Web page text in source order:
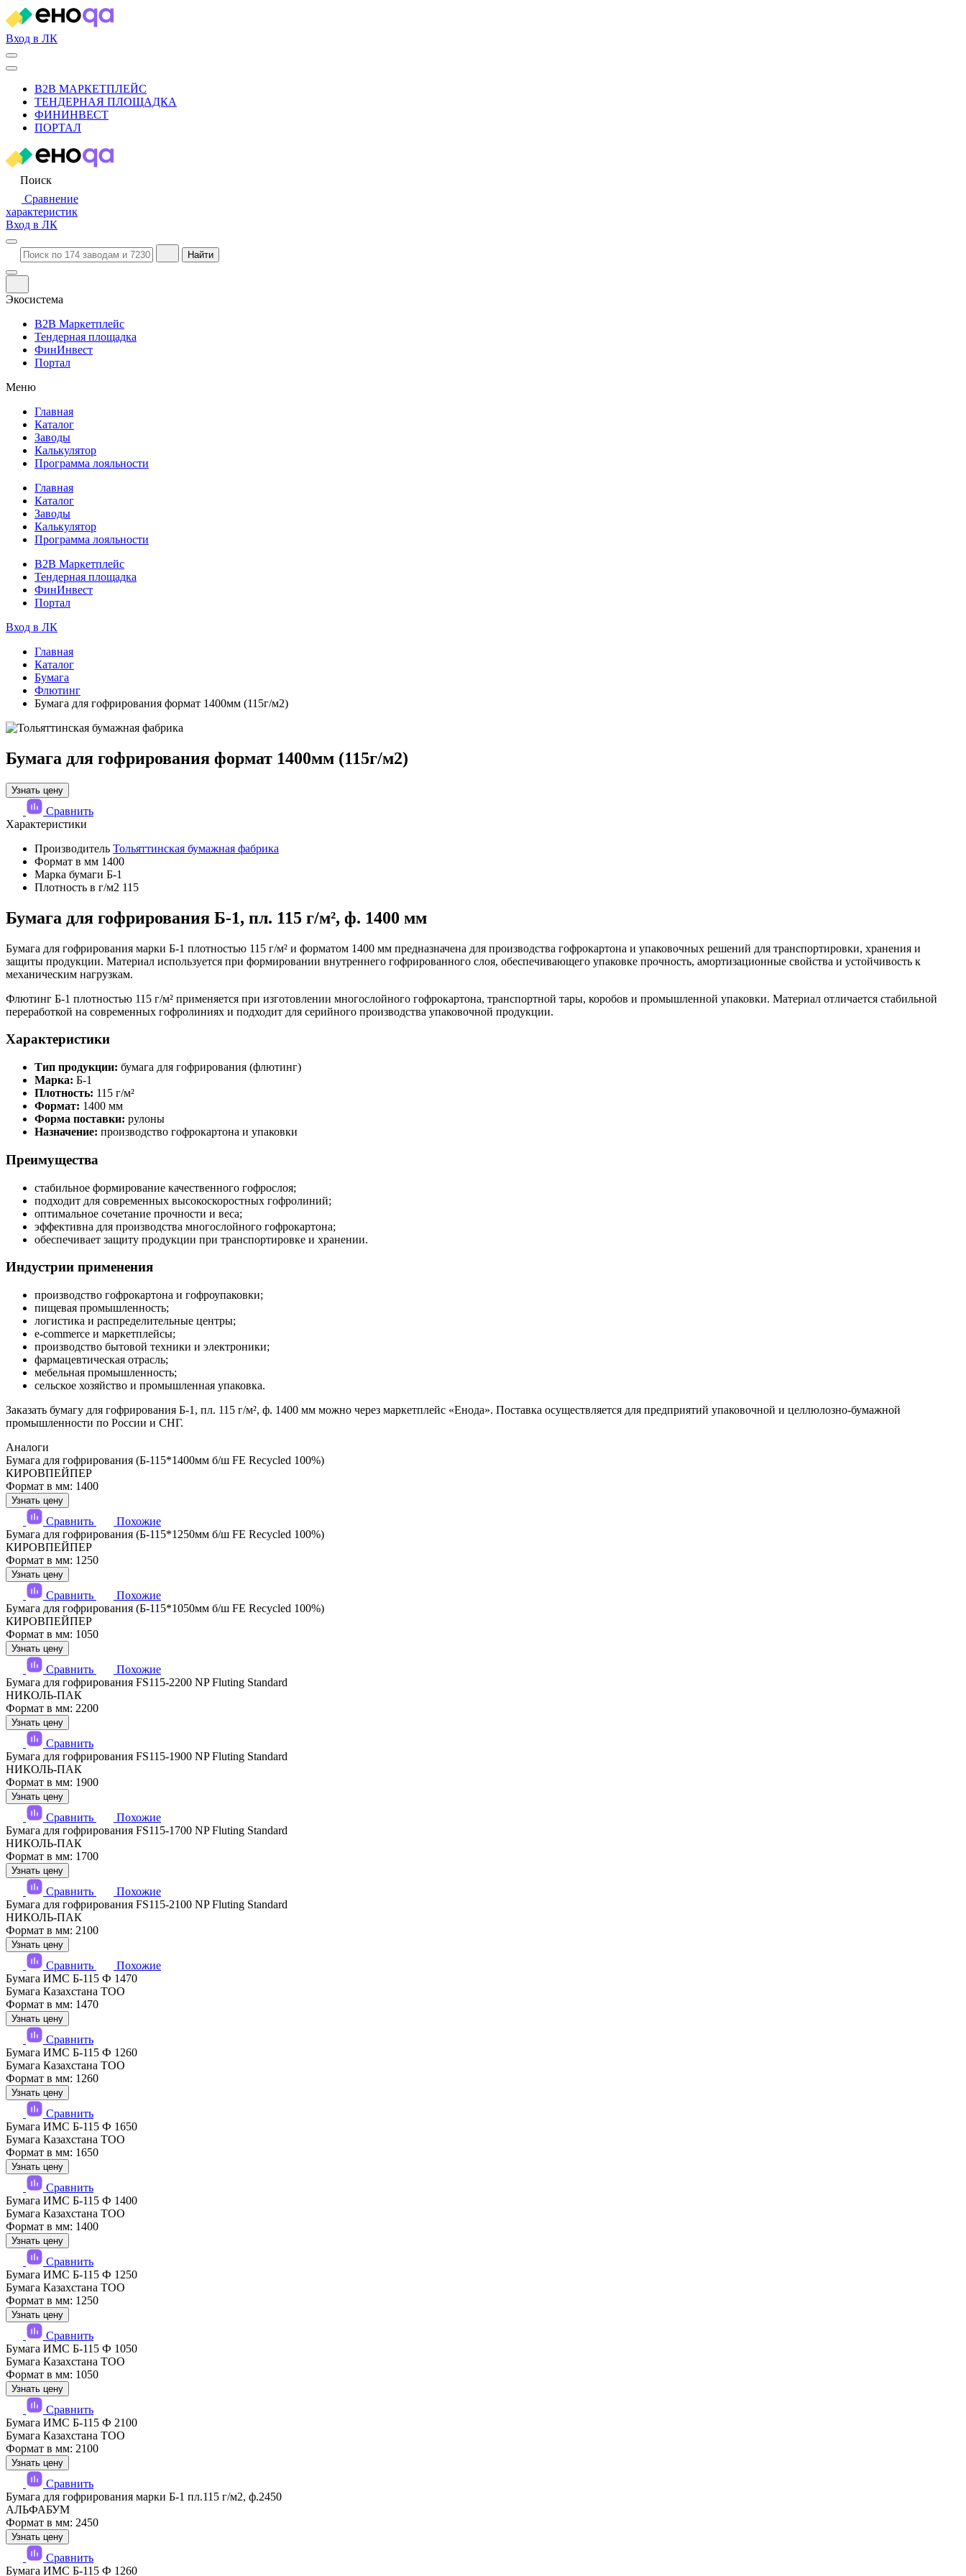
Вход в ЛК
B2B МАРКЕТПЛЕЙС
ТЕНДЕРНАЯ ПЛОЩАДКА
ФИНИНВЕСТ
ПОРТАЛ
Поиск
Сравнение
характеристик
Вход в ЛК
Найти
Экосистема
B2B Маркетплейс
Тендерная площадка
ФинИнвест
Портал
Меню
Главная
Каталог
Заводы
Калькулятор
Программа лояльности
Главная
Каталог
Заводы
Калькулятор
Программа лояльности
B2B Маркетплейс
Тендерная площадка
ФинИнвест
Портал
Вход в ЛК
Главная
Каталог
Бумага
Флютинг
Бумага для гофрирования формат 1400мм (115г/м2)
Бумага для гофрирования формат 1400мм (115г/м2)
Узнать цену
Сравнить
Характеристики
Производитель Тольяттинская бумажная фабрика
Формат в мм 1400
Марка бумаги Б-1
Плотность в г/м2 115
Бумага для гофрирования Б-1, пл. 115 г/м², ф. 1400 мм
Бумага для гофрирования марки Б-1 плотностью 115 г/м² и форматом 1400 мм предназначена для производства гофрокартона и упаковочных решений для транспортировки, хранения и
защиты продукции. Материал используется при формировании внутреннего гофрированного слоя, обеспечивающего упаковке прочность, амортизационные свойства и устойчивость к
механическим нагрузкам.
Флютинг Б-1 плотностью 115 г/м² применяется при изготовлении многослойного гофрокартона, транспортной тары, коробов и промышленной упаковки. Материал отличается стабильной
переработкой на современных гофролиниях и подходит для серийного производства упаковочной продукции.
Характеристики
Тип продукции: бумага для гофрирования (флютинг)
Марка: Б-1
Плотность: 115 г/м²
Формат: 1400 мм
Форма поставки: рулоны
Назначение: производство гофрокартона и упаковки
Преимущества
стабильное формирование качественного гофрослоя;
подходит для современных высокоскоростных гофролиний;
оптимальное сочетание прочности и веса;
эффективна для производства многослойного гофрокартона;
обеспечивает защиту продукции при транспортировке и хранении.
Индустрии применения
производство гофрокартона и гофроупаковки;
пищевая промышленность;
логистика и распределительные центры;
e-commerce и маркетплейсы;
производство бытовой техники и электроники;
фармацевтическая отрасль;
мебельная промышленность;
сельское хозяйство и промышленная упаковка.
Заказать бумагу для гофрирования Б-1, пл. 115 г/м², ф. 1400 мм можно через маркетплейс «Енода». Поставка осуществляется для предприятий упаковочной и целлюлозно-бумажной
промышленности по России и СНГ.
Аналоги
Бумага для гофрирования (Б-115*1400мм б/ш FE Recycled 100%)
КИРОВПЕЙПЕР
Формат в мм: 1400
Узнать цену
Сравнить
Похожие
Бумага для гофрирования (Б-115*1250мм б/ш FE Recycled 100%)
КИРОВПЕЙПЕР
Формат в мм: 1250
Узнать цену
Сравнить
Похожие
Бумага для гофрирования (Б-115*1050мм б/ш FE Recycled 100%)
КИРОВПЕЙПЕР
Формат в мм: 1050
Узнать цену
Сравнить
Похожие
Бумага для гофрирования FS115-2200 NP Fluting Standard
НИКОЛЬ-ПАК
Формат в мм: 2200
Узнать цену
Сравнить
Бумага для гофрирования FS115-1900 NP Fluting Standard
НИКОЛЬ-ПАК
Формат в мм: 1900
Узнать цену
Сравнить
Похожие
Бумага для гофрирования FS115-1700 NP Fluting Standard
НИКОЛЬ-ПАК
Формат в мм: 1700
Узнать цену
Сравнить
Похожие
Бумага для гофрирования FS115-2100 NP Fluting Standard
НИКОЛЬ-ПАК
Формат в мм: 2100
Узнать цену
Сравнить
Похожие
Бумага ИМС Б-115 Ф 1470
Бумага Казахстана ТОО
Формат в мм: 1470
Узнать цену
Сравнить
Бумага ИМС Б-115 Ф 1260
Бумага Казахстана ТОО
Формат в мм: 1260
Узнать цену
Сравнить
Бумага ИМС Б-115 Ф 1650
Бумага Казахстана ТОО
Формат в мм: 1650
Узнать цену
Сравнить
Бумага ИМС Б-115 Ф 1400
Бумага Казахстана ТОО
Формат в мм: 1400
Узнать цену
Сравнить
Бумага ИМС Б-115 Ф 1250
Бумага Казахстана ТОО
Формат в мм: 1250
Узнать цену
Сравнить
Бумага ИМС Б-115 Ф 1050
Бумага Казахстана ТОО
Формат в мм: 1050
Узнать цену
Сравнить
Бумага ИМС Б-115 Ф 2100
Бумага Казахстана ТОО
Формат в мм: 2100
Узнать цену
Сравнить
Бумага для гофрирования марки Б-1 пл.115 г/м2, ф.2450
АЛЬФАБУМ
Формат в мм: 2450
Узнать цену
Сравнить
Бумага ИМС Б-115 Ф 1260